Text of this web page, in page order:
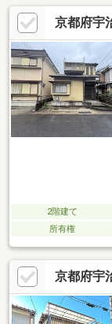
（2025年5月交換）
と設備も整ってい
LDKは17帖の広々
完備。納戸・床下
できます。駐車場
やお出かけも快適
京都府宇
2階建て
所有権
京都府宇